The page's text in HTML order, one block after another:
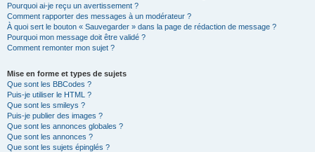
Pourquoi ai-je reçu un avertissement ?
Comment rapporter des messages à un modérateur ?
À quoi sert le bouton « Sauvegarder » dans la page de rédaction de message ?
Pourquoi mon message doit être validé ?
Comment remonter mon sujet ?
Mise en forme et types de sujets
Que sont les BBCodes ?
Puis-je utiliser le HTML ?
Que sont les smileys ?
Puis-je publier des images ?
Que sont les annonces globales ?
Que sont les annonces ?
Que sont les sujets épinglés ?